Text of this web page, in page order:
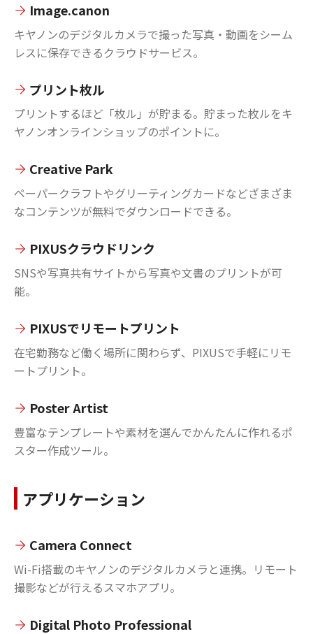
Image.canon
キヤノンのデジタルカメラで撮った写真・動画をシーム
レスに保存できるクラウドサービス。
プリント枚ル
プリントするほど「枚ル」が貯まる。貯まった枚ルをキ
ヤノンオンラインショップのポイントに。
Creative Park
ペーパークラフトやグリーティングカードなどざまざま
なコンテンツが無料でダウンロードできる。
PIXUSクラウドリンク
SNSや写真共有サイトから写真や文書のプリントが可
能。
PIXUSでリモートプリント
在宅勤務など働く場所に関わらず、PIXUSで手軽にリモ
ートプリント。
Poster Artist
豊富なテンプレートや素材を選んでかんたんに作れるポ
スター作成ツール。
アプリケーション
Camera Connect
Wi-Fi搭載のキヤノンのデジタルカメラと連携。リモート
撮影などが行えるスマホアプリ。
Digital Photo Professional